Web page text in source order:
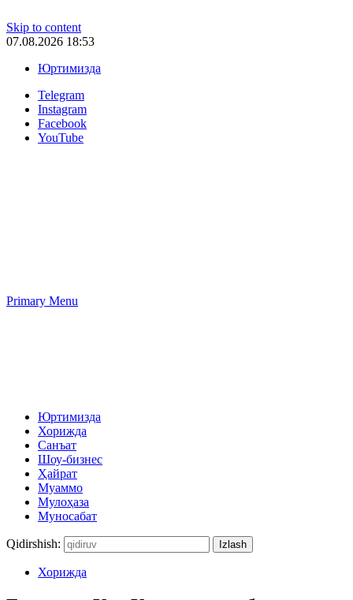
Skip to content
07.08.2026 18:53
Юртимизда
Telegram
Instagram
Facebook
YouTube
Primary Menu
Юртимизда
Хорижда
Санъат
Шоу-бизнес
Ҳайрат
Муаммо
Мулоҳаза
Муносабат
Qidirshish:
Хорижда